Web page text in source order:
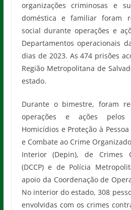
organizações criminosas e
doméstica e familiar foram
social durante operações e
Departamentos operacionais
dias de 2023. As 474 prisões
Região Metropolitana de
estado.
Durante o bimestre, foram
operações e ações pelos
Homicídios e Proteção à Pessoa
e Combate ao Crime
Interior (Depin), de Crimes
(DCCP) e de Polícia
apoio da Coordenação de
No interior do estado, 308
envolvidas com os crimes